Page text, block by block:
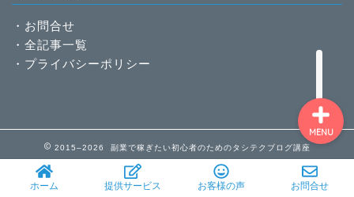
・ お問合せ
・ 全記事一覧
・ プライバシーポリシー
2015–2026 副業で稼ぎたい初心者のためのタシテクブログ講座
ホーム 提供サービス お客様の声 お問合せ
MENU